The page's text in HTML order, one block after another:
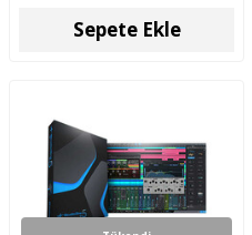
Sepete Ekle